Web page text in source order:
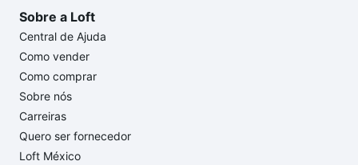
Sobre a Loft
Central de Ajuda
Como vender
Como comprar
Sobre nós
Carreiras
Quero ser fornecedor
Loft México